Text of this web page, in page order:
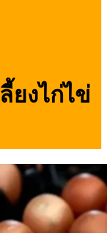
ยงไก่ไข่